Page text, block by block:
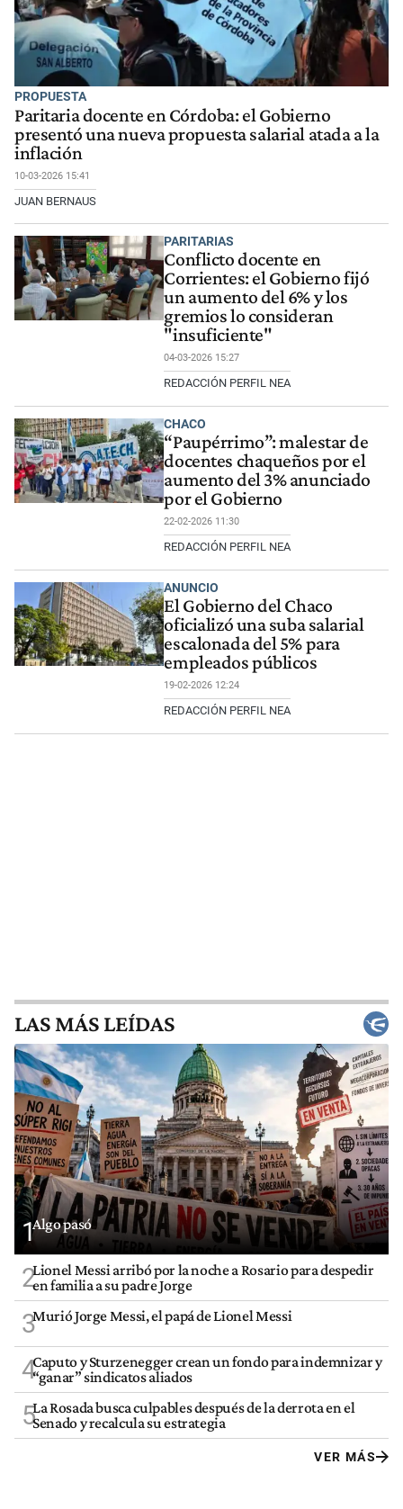
PROPUESTA
Paritaria docente en Córdoba: el Gobierno
presentó una nueva propuesta salarial atada a la
inflación
10-03-2026 15:41
JUAN BERNAUS
PARITARIAS
Conflicto docente en
Corrientes: el Gobierno fijó
un aumento del 6% y los
gremios lo consideran
"insuficiente"
04-03-2026 15:27
REDACCIÓN PERFIL NEA
CHACO
“Paupérrimo”: malestar de
docentes chaqueños por el
aumento del 3% anunciado
por el Gobierno
22-02-2026 11:30
REDACCIÓN PERFIL NEA
ANUNCIO
El Gobierno del Chaco
oficializó una suba salarial
escalonada del 5% para
empleados públicos
19-02-2026 12:24
REDACCIÓN PERFIL NEA
LAS MÁS LEÍDAS
1Algo pasó
2Lionel Messi arribó por la noche a Rosario para despedir
en familia a su padre Jorge
3Murió Jorge Messi, el papá de Lionel Messi
4Caputo y Sturzenegger crean un fondo para indemnizar y
“ganar” sindicatos aliados
5La Rosada busca culpables después de la derrota en el
Senado y recalcula su estrategia
VER MÁS